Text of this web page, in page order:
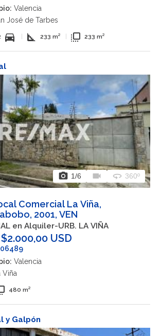
Valencia
José de Tarbes
directions_car square_foot 233 m² flip_to_front 233 m²
photo_camera 1/6 videocam 360 360º
Comercial La Viña,
2001, VEN
en Alquiler-URB. LA VIÑA
USD
Valencia
Viña
480 m²
y Galpón